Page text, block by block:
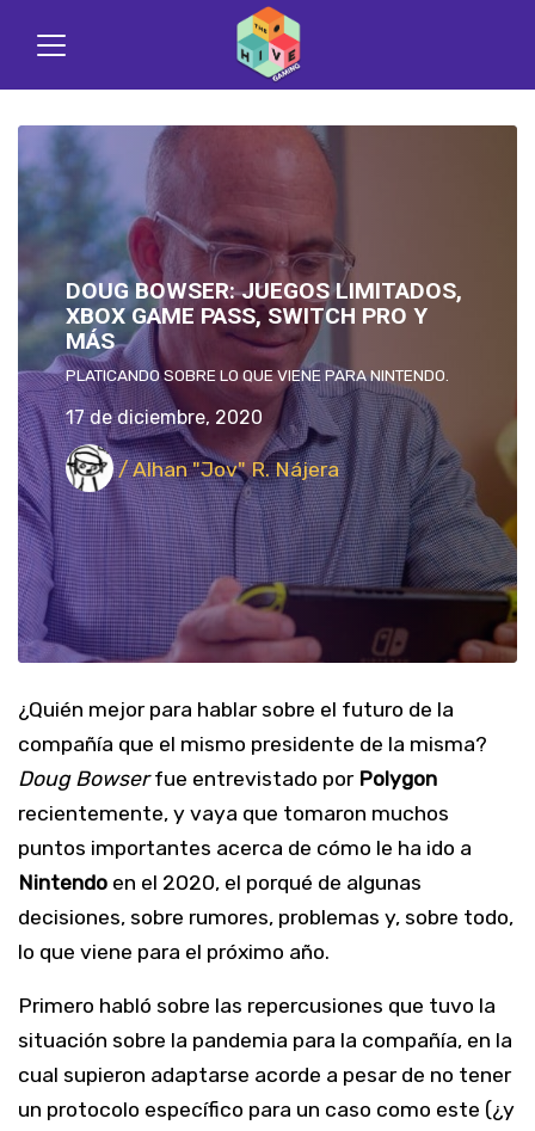
DOUG BOWSER: JUEGOS LIMITADOS,
XBOX GAME PASS, SWITCH PRO Y
MÁS
PLATICANDO SOBRE LO QUE VIENE PARA NINTENDO.
17 de diciembre, 2020
/ Alhan "Jov" R. Nájera
¿Quién mejor para hablar sobre el futuro de la
compañía que el mismo presidente de la misma?
Doug Bowserfue entrevistado por Polygon
recientemente, y vaya que tomaron muchos
puntos importantes acerca de cómo le ha ido a
Nintendo en el 2020, el porqué de algunas
decisiones, sobre rumores, problemas y, sobre todo,
lo que viene para el próximo año.
Primero habló sobre las repercusiones que tuvo la
situación sobre la pandemia para la compañía, en la
cual supieron adaptarse acorde a pesar de no tener
un protocolo específico para un caso como este (¿y